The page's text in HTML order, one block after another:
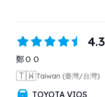
4.3
鄭ＯＯ
🇹🇼Taiwan (臺灣/台灣)
TOYOTA VIOS